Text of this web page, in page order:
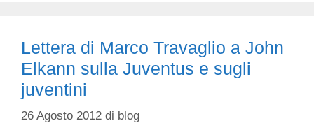
Lettera di Marco Travaglio a John
Elkann sulla Juventus e sugli
juventini
26 Agosto 2012 di blog